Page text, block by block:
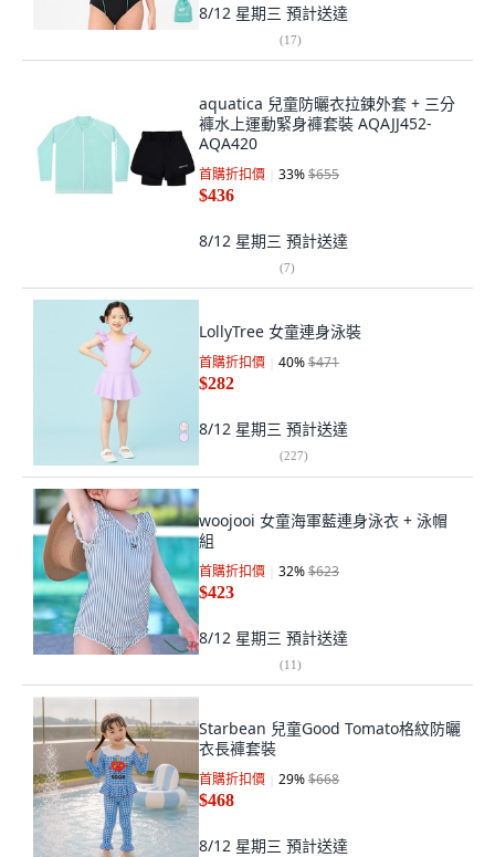
8/12 星期三 預計送達
(17)
aquatica 兒童防曬衣拉鍊外套 + 三分
褲水上運動緊身褲套裝 AQAJJ452-
AQA420
首購折扣價 33%$655
$436
8/12 星期三 預計送達
(7)
LollyTree 女童連身泳裝
首購折扣價 40%$471
$282
8/12 星期三 預計送達
(227)
woojooi 女童海軍藍連身泳衣 + 泳帽
組
首購折扣價 32%$623
$423
8/12 星期三 預計送達
(11)
Starbean 兒童Good Tomato格紋防曬
衣長褲套裝
首購折扣價 29%$668
$468
8/12 星期三 預計送達